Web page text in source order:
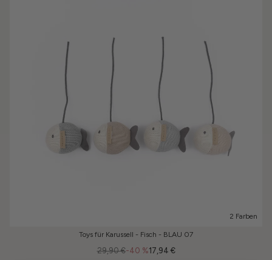
2 Farben
Toys für Karussell - Fisch - BLAU 07
-40 %
29,90 € 17,94 €